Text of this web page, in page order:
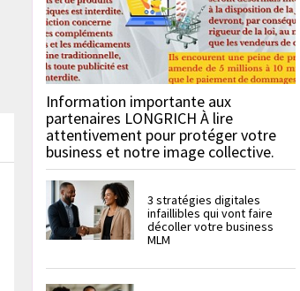
Information importante aux
partenaires LONGRICH À lire
attentivement pour protéger votre
business et notre image collective.
3 stratégies digitales
infaillibles qui vont faire
décoller votre business
MLM